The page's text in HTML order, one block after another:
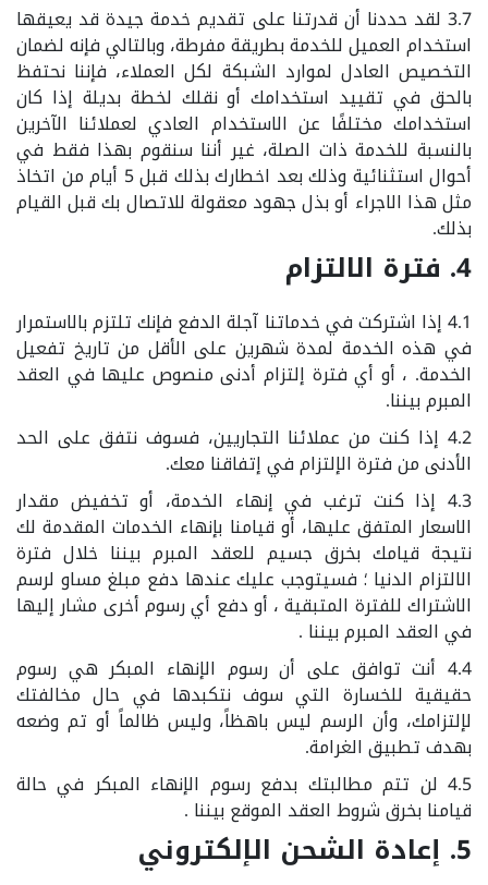
3.7 لقد حددنا أن قدرتنا على تقديم خدمة جيدة قد يعيقها
استخدام العميل للخدمة بطريقة مفرطة، وبالتالي فإنه لضمان
التخصيص العادل لموارد الشبكة لكل العملاء، فإننا نحتفظ
بالحق في تقييد استخدامك أو نقلك لخطة بديلة إذا كان
استخدامك مختلفًا عن الاستخدام العادي لعملائنا الآخرين
بالنسبة للخدمة ذات الصلة، غير أننا سنقوم بهذا فقط في
أحوال استثنائية وذلك بعد اخطارك بذلك قبل 5 أيام من اتخاذ
مثل هذا الاجراء أو بذل جهود معقولة للاتصال بك قبل القيام
بذلك.
4. فترة الالتزام
4.1 إذا اشتركت في خدماتنا آجلة الدفع فإنك تلتزم بالاستمرار
في هذه الخدمة لمدة شهرين على الأقل من تاريخ تفعيل
الخدمة. ، أو أي فترة إلتزام أدنى منصوص عليها في العقد
المبرم بيننا.
4.2 إذا كنت من عملائنا التجاريين، فسوف نتفق على الحد
الأدنى من فترة الإلتزام في إتفاقنا معك.
4.3 إذا كنت ترغب في إنهاء الخدمة، أو تخفيض مقدار
الاسعار المتفق عليها، أو قيامنا بإنهاء الخدمات المقدمة لك
نتيجة قيامك بخرق جسيم للعقد المبرم بيننا خلال فترة
الالتزام الدنيا ؛ فسيتوجب عليك عندها دفع مبلغ مساو لرسم
الاشتراك للفترة المتبقية ، أو دفع أي رسوم أخرى مشار إليها
في العقد المبرم بيننا .
4.4 أنت توافق على أن رسوم الإنهاء المبكر هي رسوم
حقيقية للخسارة التي سوف نتكبدها في حال مخالفتك
لإلتزامك، وأن الرسم ليس باهظاً، وليس ظالماً أو تم وضعه
بهدف تطبيق الغرامة.
4.5 لن تتم مطالبتك بدفع رسوم الإنهاء المبكر في حالة
قيامنا بخرق شروط العقد الموقع بيننا .
5. إعادة الشحن الإلكتروني